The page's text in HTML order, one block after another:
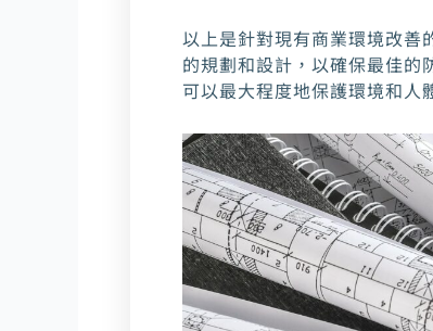
以上是針對現有商業環境改善
的規劃和設計，以確保最佳的
可以最大程度地保護環境和人